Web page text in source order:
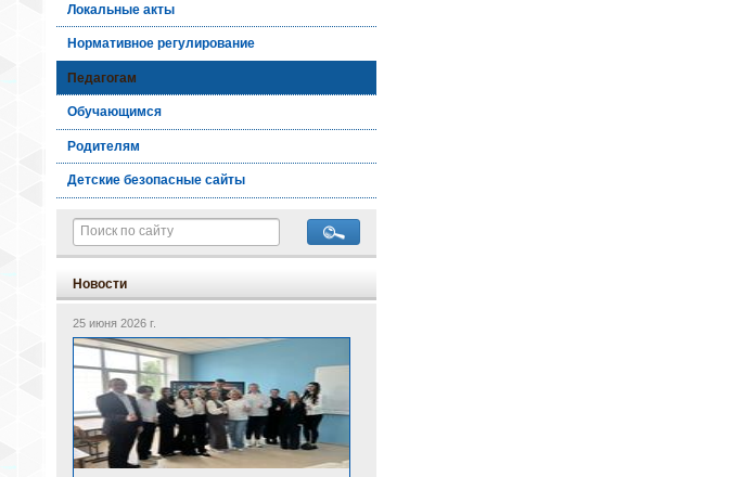
Локальные акты
Нормативное регулирование
Педагогам
Обучающимся
Родителям
Детские безопасные сайты
Новости
25 июня 2026 г.